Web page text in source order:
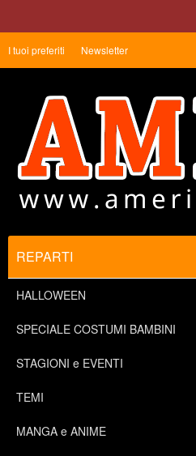
I tuoi preferiti Newsletter
REPARTI
HALLOWEEN
SPECIALE COSTUMI BAMBINI
STAGIONI e EVENTI
TEMI
MANGA e ANIME